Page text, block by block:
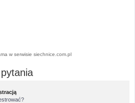
w serwisie siechnice.com.pl